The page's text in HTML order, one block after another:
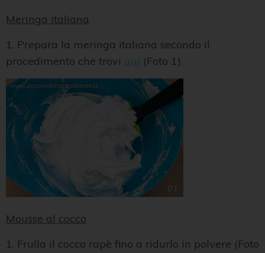
Meringa italiana
1. Prepara la meringa italiana secondo il
procedimento che trovi qui (Foto 1).
Mousse al cocco
1. Frulla il cocco rapè fino a ridurlo in polvere (Foto